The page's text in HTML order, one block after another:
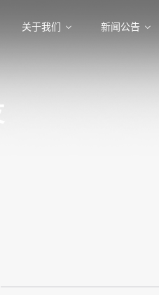
关于我们 新闻公告